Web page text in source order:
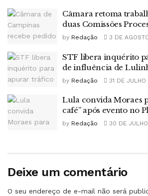
Câmara retoma
duas Comissões
by Redação 3 DE
STF libera inquérito
de influência de
by Redação 31 DE
Lula convida Moraes
café” após evento no
by Redação 30 DE
Deixe um comentário
O seu endereço de e-mail não será